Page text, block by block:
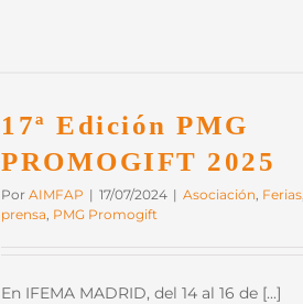
17ª Edición PMG
PROMOGIFT 2025
Por AIMFAP | 17/07/2024 | Asociación Ferias
prensa PMG Promogift
En IFEMA MADRID, del 14 al 16 de [...]